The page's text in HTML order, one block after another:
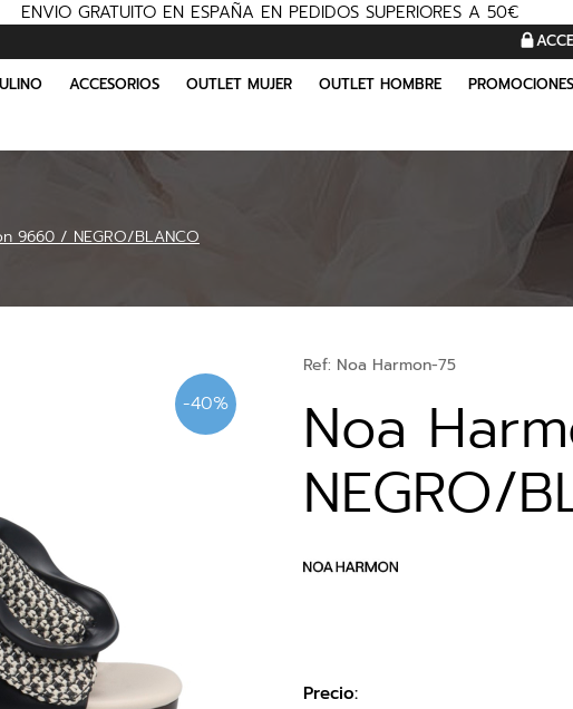
ENVIO GRATUITO EN ESPAÑA EN PEDIDOS SUPERIORES A 50€
ACCESORIOS OUTLET MUJER OUTLET HOMBRE PROMOCIONES
9660 / NEGRO/BLANCO
-40%
Ref: Noa Harmon-75
Noa
NEGRO/
Precio: